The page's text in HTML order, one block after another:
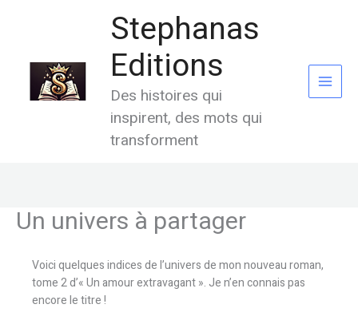
Stephanas
Editions
Des histoires qui
inspirent, des mots qui
transforment
Un univers à partager
Voici quelques indices de l’univers de mon nouveau roman,
tome 2 d’« Un amour extravagant ». Je n’en connais pas
encore le titre !